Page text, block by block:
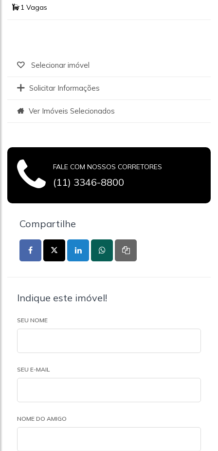
1 Vagas
Selecionar imóvel
Solicitar Informações
Ver Imóveis Selecionados
FALE COM NOSSOS CORRETORES
(11) 3346-8800
Compartilhe
Indique este imóvel!
SEU NOME
SEU E-MAIL
NOME DO AMIGO